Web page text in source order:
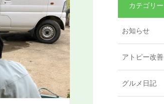
カテゴリー
お知らせ
アトピー改善
グルメ日記